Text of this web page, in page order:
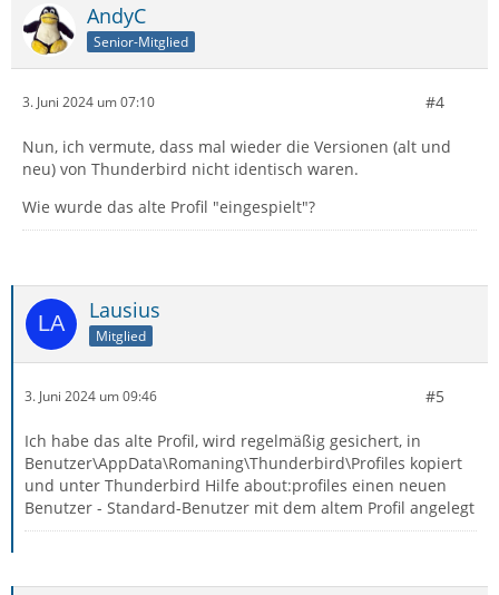
AndyC
Senior-Mitglied
3. Juni 2024 um 07:10 #4
Nun, ich vermute, dass mal wieder die Versionen (alt und
neu) von Thunderbird nicht identisch waren.
Wie wurde das alte Profil "eingespielt"?
Lausius
Mitglied
3. Juni 2024 um 09:46 #5
Ich habe das alte Profil, wird regelmäßig gesichert, in
Benutzer\AppData\Romaning\Thunderbird\Profiles kopiert
und unter Thunderbird Hilfe about:profiles einen neuen
Benutzer - Standard-Benutzer mit dem altem Profil angelegt